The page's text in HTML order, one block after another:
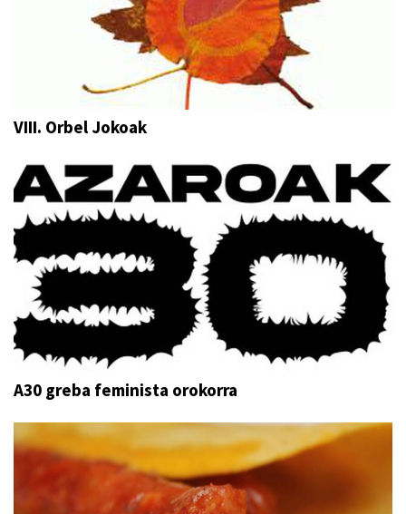
VIII. Orbel Jokoak
A30 greba feminista orokorra